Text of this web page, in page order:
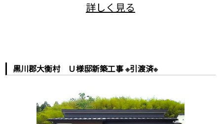
黒川郡大衡村 Ｕ様邸新築工事 ※引渡済※